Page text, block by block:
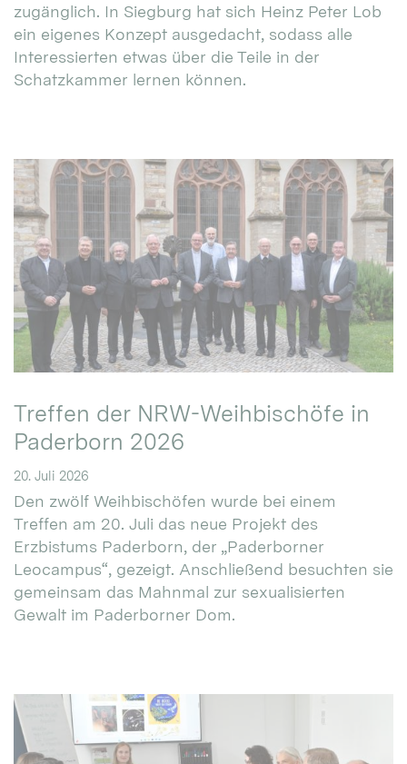
zugänglich. In Siegburg hat sich Heinz Peter Lob
ein eigenes Konzept ausgedacht, sodass alle
Interessierten etwas über die Teile in der
Schatzkammer lernen können.
Treffen der NRW-Weihbischöfe in
Paderborn 2026
20. Juli 2026
Den zwölf Weihbischöfen wurde bei einem
Treffen am 20. Juli das neue Projekt des
Erzbistums Paderborn, der „Paderborner
Leocampus“, gezeigt. Anschließend besuchten sie
gemeinsam das Mahnmal zur sexualisierten
Gewalt im Paderborner Dom.